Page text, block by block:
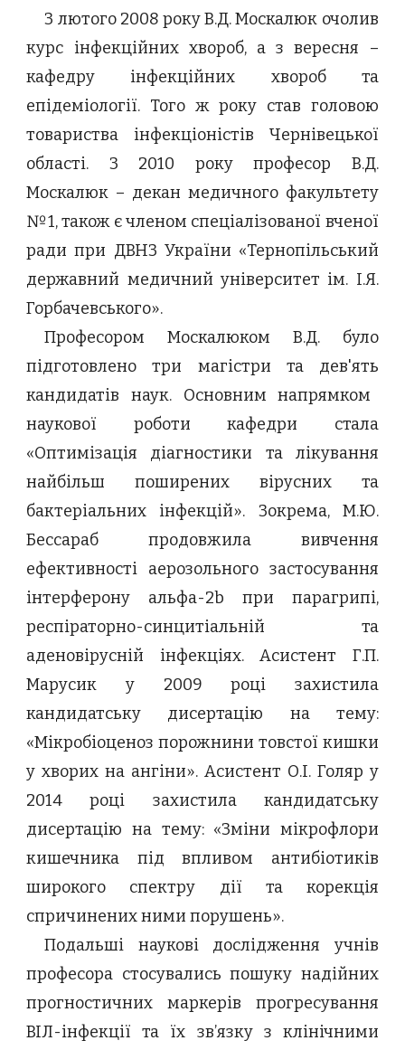
З лютого 2008 року В.Д. Москалюк очолив
курс інфекційних хвороб, а з вересня –
кафедру інфекційних хвороб та
епідеміології. Того ж року став головою
товариства інфекціоністів Чернівецької
області. З 2010 року професор В.Д.
Москалюк – декан медичного факультету
№1, також є членом спеціалізованої вченої
ради при ДВНЗ України «Тернопільський
державний медичний університет ім. І.Я.
Горбачевського».
Професором Москалюком В.Д. було
підготовлено три магістри та дев'ять
кандидатів наук. Основним напрямком
наукової роботи кафедри стала
«Оптимізація діагностики та лікування
найбільш поширених вірусних та
бактеріальних інфекцій». Зокрема, М.Ю.
Бессараб продовжила вивчення
ефективності аерозольного застосування
інтерферону альфа-2b при парагрипі,
респіраторно-синцитіальній та
аденовірусній інфекціях. Асистент Г.П.
Марусик у 2009 році захистила
кандидатську дисертацію на тему:
«Мікробіоценоз порожнини товстої кишки
у хворих на ангіни». Асистент О.І. Голяр у
2014 році захистила кандидатську
дисертацію на тему: «Зміни мікрофлори
кишечника під впливом антибіотиків
широкого спектру дії та корекція
спричинених ними порушень».
Подальші наукові дослідження учнів
професора стосувались пошуку надійних
прогностичних маркерів прогресування
ВІЛ-інфекції та їх зв’язку з клінічними